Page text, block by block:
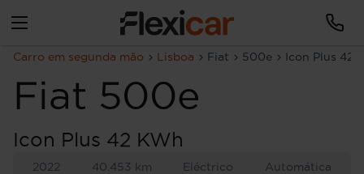
Carro em segunda mão Lisboa Fiat 500e Icon Plus 42
Fiat 500e
Icon Plus 42 KWh
2022 40.453 km Eléctrico Automática